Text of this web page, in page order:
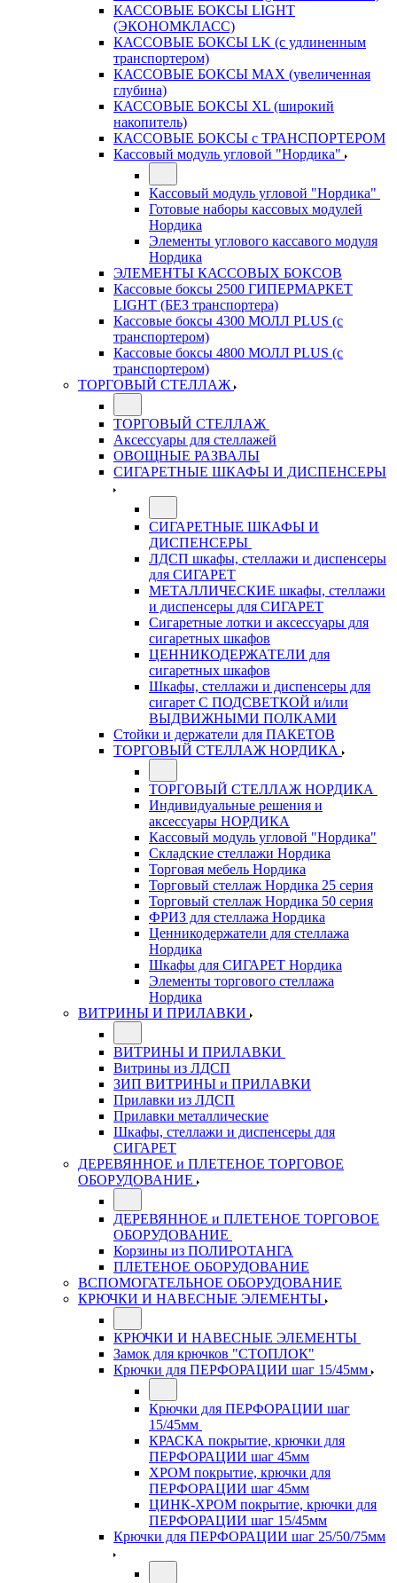
КАССОВЫЕ БОКСЫ LIGHT
(ЭКОНОМКЛАСС)
КАССОВЫЕ БОКСЫ LK (с удлиненным
транспортером)
КАССОВЫЕ БОКСЫ MAX (увеличенная
глубина)
КАССОВЫЕ БОКСЫ XL (широкий
накопитель)
КАССОВЫЕ БОКСЫ с ТРАНСПОРТЕРОМ
Кассовый модуль угловой "Нордика"
Кассовый модуль угловой "Нордика"
Готовые наборы кассовых модулей
Нордика
Элементы углового кассавого модуля
Нордика
ЭЛЕМЕНТЫ КАССОВЫХ БОКСОВ
Кассовые боксы 2500 ГИПЕРМАРКЕТ
LIGHT (БЕЗ транспортера)
Кассовые боксы 4300 МОЛЛ PLUS (с
транспортером)
Кассовые боксы 4800 МОЛЛ PLUS (с
транспортером)
ТОРГОВЫЙ СТЕЛЛАЖ
ТОРГОВЫЙ СТЕЛЛАЖ
Аксессуары для стеллажей
ОВОЩНЫЕ РАЗВАЛЫ
СИГАРЕТНЫЕ ШКАФЫ И ДИСПЕНСЕРЫ
СИГАРЕТНЫЕ ШКАФЫ И
ДИСПЕНСЕРЫ
ЛДСП шкафы, стеллажи и диспенсеры
для СИГАРЕТ
МЕТАЛЛИЧЕСКИЕ шкафы, стеллажи
и диспенсеры для СИГАРЕТ
Сигаретные лотки и аксессуары для
сигаретных шкафов
ЦЕННИКОДЕРЖАТЕЛИ для
сигаретных шкафов
Шкафы, стеллажи и диспенсеры для
сигарет С ПОДСВЕТКОЙ и/или
ВЫДВИЖНЫМИ ПОЛКАМИ
Стойки и держатели для ПАКЕТОВ
ТОРГОВЫЙ СТЕЛЛАЖ НОРДИКА
ТОРГОВЫЙ СТЕЛЛАЖ НОРДИКА
Индивидуальные решения и
аксессуары НОРДИКА
Кассовый модуль угловой "Нордика"
Складские стеллажи Нордика
Торговая мебель Нордика
Торговый стеллаж Нордика 25 серия
Торговый стеллаж Нордика 50 серия
ФРИЗ для стеллажа Нордика
Ценникодержатели для стеллажа
Нордика
Шкафы для СИГАРЕТ Нордика
Элементы торгового стеллажа
Нордика
ВИТРИНЫ И ПРИЛАВКИ
ВИТРИНЫ И ПРИЛАВКИ
Витрины из ЛДСП
ЗИП ВИТРИНЫ и ПРИЛАВКИ
Прилавки из ЛДСП
Прилавки металлические
Шкафы, стеллажи и диспенсеры для
СИГАРЕТ
ДЕРЕВЯННОЕ и ПЛЕТЕНОЕ ТОРГОВОЕ
ОБОРУДОВАНИЕ
ДЕРЕВЯННОЕ и ПЛЕТЕНОЕ ТОРГОВОЕ
ОБОРУДОВАНИЕ
Корзины из ПОЛИРОТАНГА
ПЛЕТЕНОЕ ОБОРУДОВАНИЕ
ВСПОМОГАТЕЛЬНОЕ ОБОРУДОВАНИЕ
КРЮЧКИ И НАВЕСНЫЕ ЭЛЕМЕНТЫ
КРЮЧКИ И НАВЕСНЫЕ ЭЛЕМЕНТЫ
Замок для крючков "СТОПЛОК"
Крючки для ПЕРФОРАЦИИ шаг 15/45мм
Крючки для ПЕРФОРАЦИИ шаг
15/45мм
КРАСКА покрытие, крючки для
ПЕРФОРАЦИИ шаг 45мм
ХРОМ покрытие, крючки для
ПЕРФОРАЦИИ шаг 45мм
ЦИНК-ХРОМ покрытие, крючки для
ПЕРФОРАЦИИ шаг 15/45мм
Крючки для ПЕРФОРАЦИИ шаг 25/50/75мм